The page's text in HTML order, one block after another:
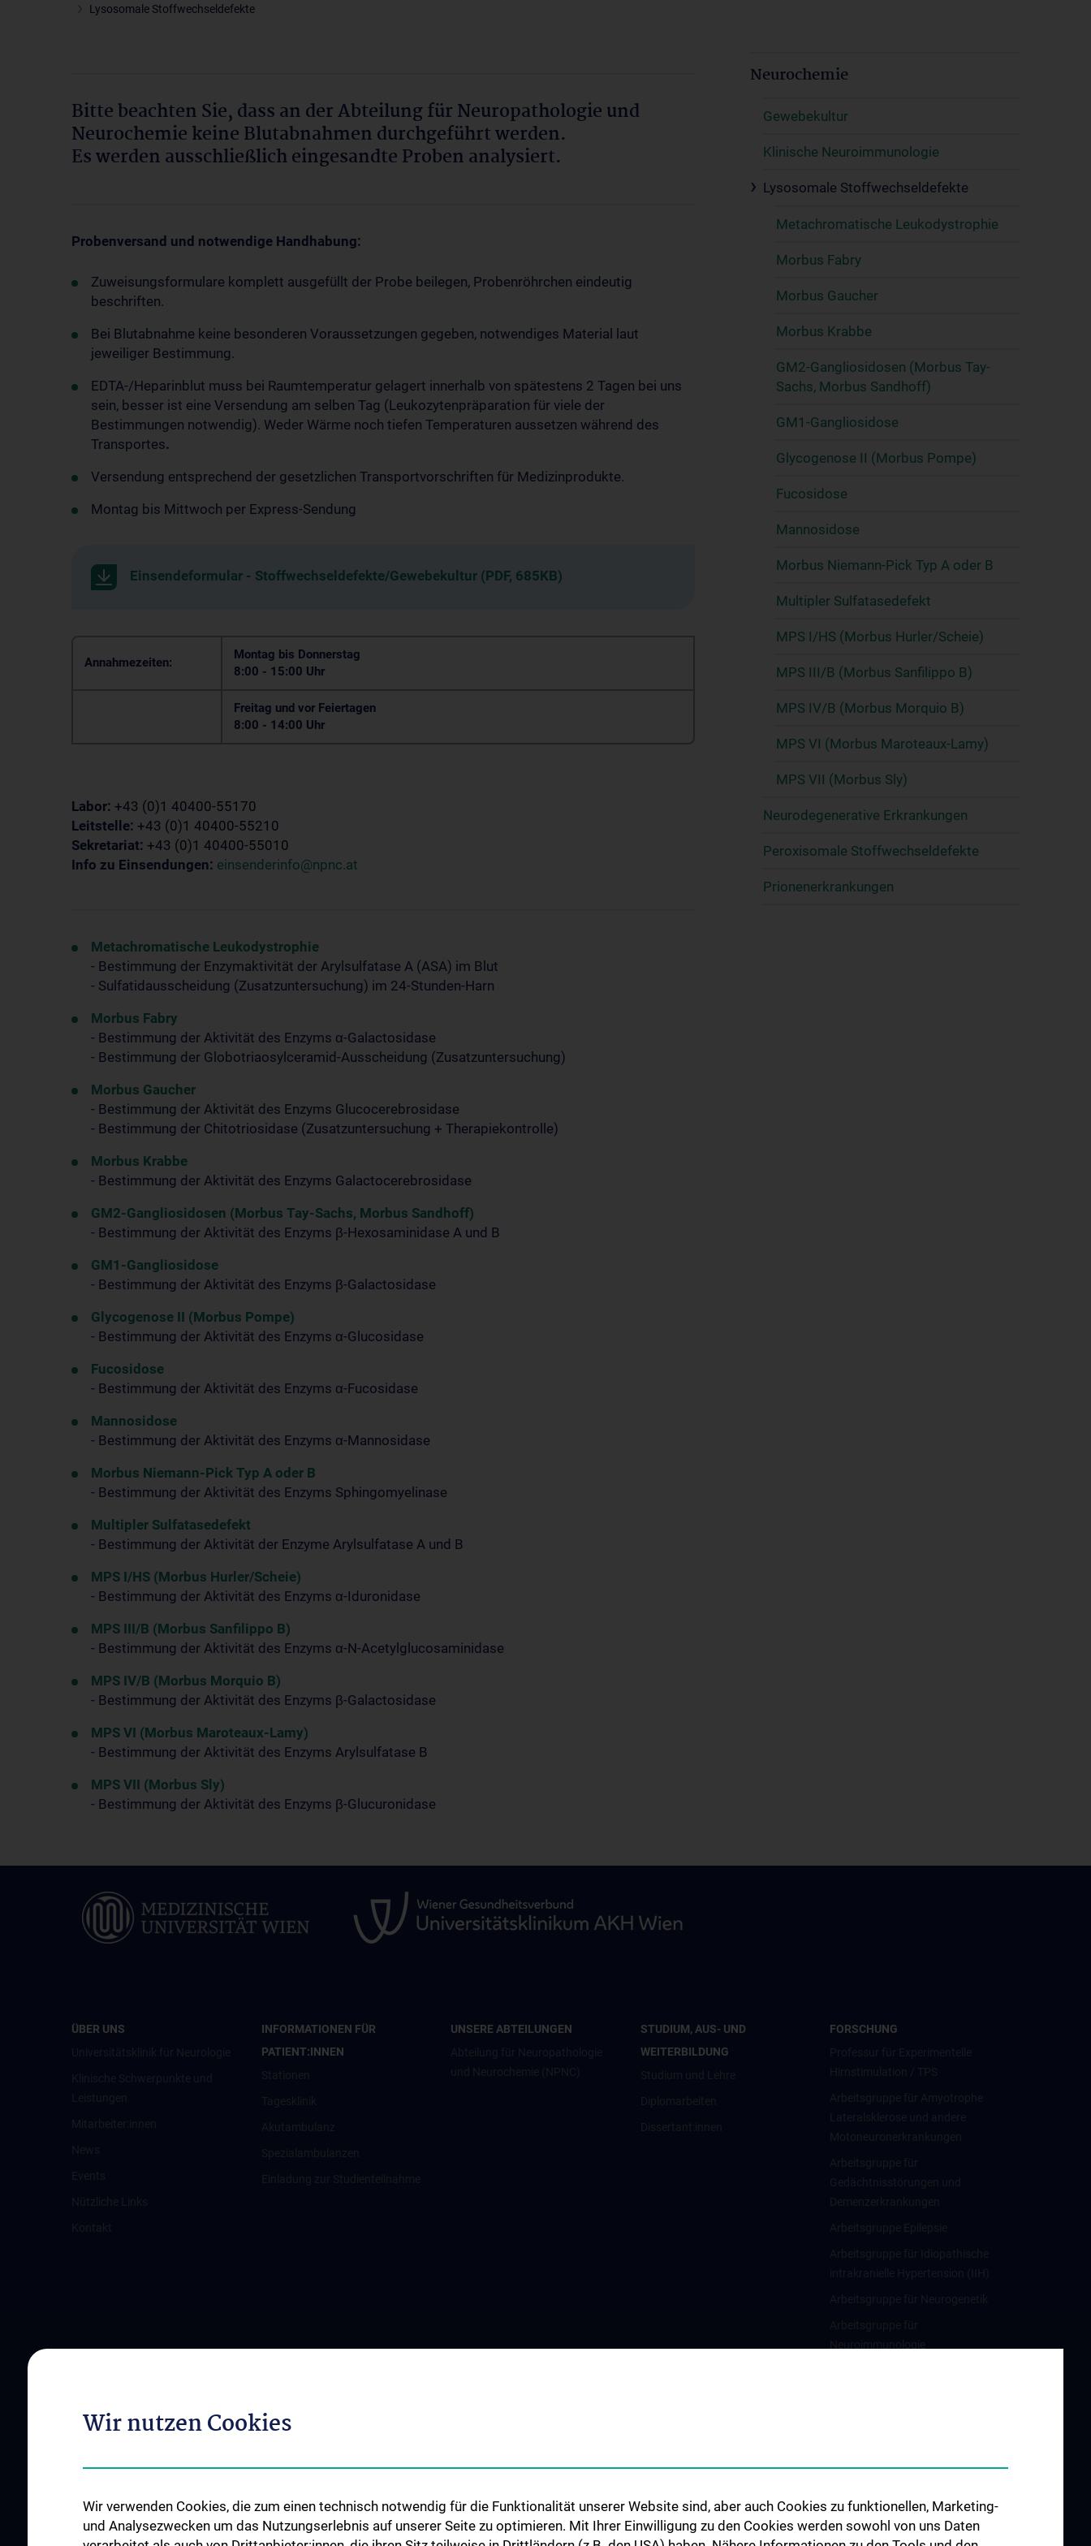
Lysosomale Stoffwechseldefekte
Bitte beachten Sie, dass an der Abteilung für Neuropathologie und
Neurochemie keine Blutabnahmen durchgeführt werden.
Es werden ausschließlich eingesandte Proben analysiert.
Probenversand und notwendige Handhabung:
Zuweisungsformulare komplett ausgefüllt der Probe beilegen, Probenröhrchen eindeutig
beschriften.
Bei Blutabnahme keine besonderen Voraussetzungen gegeben, notwendiges Material laut
jeweiliger Bestimmung.
EDTA-/Heparinblut muss bei Raumtemperatur gelagert innerhalb von spätestens 2 Tagen bei uns
sein, besser ist eine Versendung am selben Tag (Leukozytenpräparation für viele der
Bestimmungen notwendig). Weder Wärme noch tiefen Temperaturen aussetzen während des
Transportes.
Versendung entsprechend der gesetzlichen Transportvorschriften für Medizinprodukte.
Montag bis Mittwoch per Express-Sendung
Einsendeformular - Stoffwechseldefekte/Gewebekultur (PDF, 685KB)
Annahmezeiten:
Montag bis Donnerstag
8:00 - 15:00 Uhr
Freitag und vor Feiertagen
8:00 - 14:00 Uhr
Labor: +43 (0)1 40400-55170
Leitstelle: +43 (0)1 40400-55210
Sekretariat: +43 (0)1 40400-55010
Info zu Einsendungen: einsenderinfo@npnc.at
Metachromatische Leukodystrophie
- Bestimmung der Enzymaktivität der Arylsulfatase A (ASA) im Blut
- Sulfatidausscheidung (Zusatzuntersuchung) im 24-Stunden-Harn
Morbus Fabry
- Bestimmung der Aktivität des Enzyms α-Galactosidase
- Bestimmung der Globotriaosylceramid-Ausscheidung (Zusatzuntersuchung)
Morbus Gaucher
- Bestimmung der Aktivität des Enzyms Glucocerebrosidase
- Bestimmung der Chitotriosidase (Zusatzuntersuchung + Therapiekontrolle)
Morbus Krabbe
- Bestimmung der Aktivität des Enzyms Galactocerebrosidase
GM2-Gangliosidosen (Morbus Tay-Sachs, Morbus Sandhoff)
- Bestimmung der Aktivität des Enzyms β-Hexosaminidase A und B
GM1-Gangliosidose
- Bestimmung der Aktivität des Enzyms β-Galactosidase
Glycogenose II (Morbus Pompe)
- Bestimmung der Aktivität des Enzyms α-Glucosidase
Fucosidose
- Bestimmung der Aktivität des Enzyms α-Fucosidase
Mannosidose
- Bestimmung der Aktivität des Enzyms α-Mannosidase
Morbus Niemann-Pick Typ A oder B
- Bestimmung der Aktivität des Enzyms Sphingomyelinase
Multipler Sulfatasedefekt
- Bestimmung der Aktivität der Enzyme Arylsulfatase A und B
MPS I/HS (Morbus Hurler/Scheie)
- Bestimmung der Aktivität des Enzyms α-Iduronidase
MPS III/B (Morbus Sanfilippo B)
- Bestimmung der Aktivität des Enzyms α-N-Acetylglucosaminidase
MPS IV/B (Morbus Morquio B)
- Bestimmung der Aktivität des Enzyms β-Galactosidase
MPS VI (Morbus Maroteaux-Lamy)
- Bestimmung der Aktivität des Enzyms Arylsulfatase B
MPS VII (Morbus Sly)
- Bestimmung der Aktivität des Enzyms β-Glucuronidase
Neurochemie
Gewebekultur
Klinische Neuroimmunologie
Lysosomale Stoffwechseldefekte
Metachromatische Leukodystrophie
Morbus Fabry
Morbus Gaucher
Morbus Krabbe
GM2-Gangliosidosen (Morbus Tay-
Sachs, Morbus Sandhoff)
GM1-Gangliosidose
Glycogenose II (Morbus Pompe)
Fucosidose
Mannosidose
Morbus Niemann-Pick Typ A oder B
Multipler Sulfatasedefekt
MPS I/HS (Morbus Hurler/Scheie)
MPS III/B (Morbus Sanfilippo B)
MPS IV/B (Morbus Morquio B)
MPS VI (Morbus Maroteaux-Lamy)
MPS VII (Morbus Sly)
Neurodegenerative Erkrankungen
Peroxisomale Stoffwechseldefekte
Prionenerkrankungen
ÜBER UNS
INFORMATIONEN FÜR
PATIENT:INNEN
UNSERE ABTEILUNGEN
STUDIUM, AUS- UND
WEITERBILDUNG
FORSCHUNG
Schlafstörungen und
schlafassoziierte Störungen
Wir nutzen Cookies
Wir verwenden Cookies, die zum einen technisch notwendig für die Funktionalität unserer Website sind, aber auch Cookies zu funktionellen, Marketing-
und Analysezwecken um das Nutzungserlebnis auf unserer Seite zu optimieren. Mit Ihrer Einwilligung zu den Cookies werden sowohl von uns Daten